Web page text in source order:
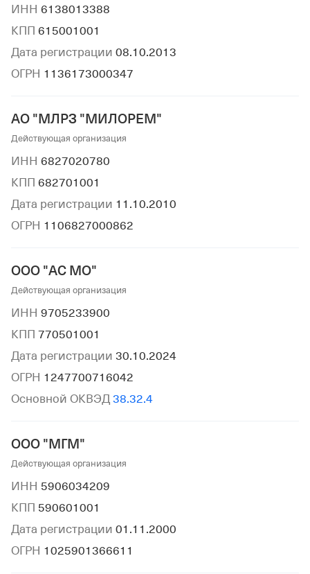
ИНН 6138013388
КПП 615001001
Дата регистрации 08.10.2013
ОГРН 1136173000347
АО "МЛРЗ "МИЛОРЕМ"
Действующая организация
ИНН 6827020780
КПП 682701001
Дата регистрации 11.10.2010
ОГРН 1106827000862
ООО "АС МО"
Действующая организация
ИНН 9705233900
КПП 770501001
Дата регистрации 30.10.2024
ОГРН 1247700716042
Основной ОКВЭД 38.32.4
ООО "МГМ"
Действующая организация
ИНН 5906034209
КПП 590601001
Дата регистрации 01.11.2000
ОГРН 1025901366611